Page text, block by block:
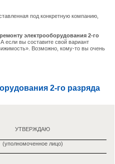
под конкретную компанию,
электрооборудования 2-го
если вы составите свой вариант
Возможно, кому-то вы очень
2-го разряда
УТВЕРЖДАЮ
(уполномоченное лицо)